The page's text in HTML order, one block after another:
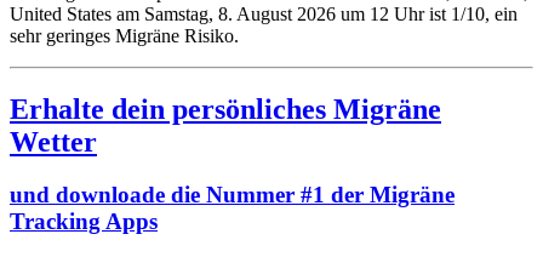
United States am Samstag, 8. August 2026 um 12 Uhr ist 1/10, ein
sehr geringes Migräne Risiko.
Erhalte dein persönliches Migräne
Wetter
und downloade die Nummer #1 der Migräne
Tracking Apps